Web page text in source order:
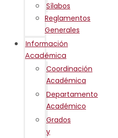
Sílabos
Reglamentos
Generales
Información
Académica
Coordinación
Académica
Departamento
Académico
Grados
y